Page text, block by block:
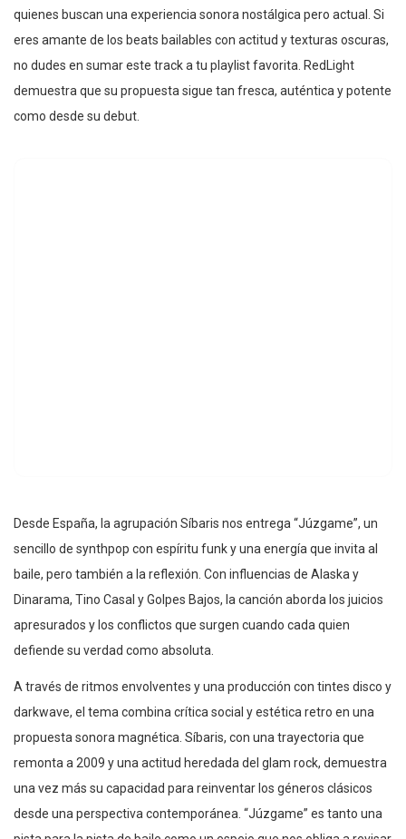
quienes buscan una experiencia sonora nostálgica pero actual. Si
eres amante de los beats bailables con actitud y texturas oscuras,
no dudes en sumar este track a tu playlist favorita. RedLight
demuestra que su propuesta sigue tan fresca, auténtica y potente
como desde su debut.
Desde España, la agrupación Síbaris nos entrega “Júzgame”, un
sencillo de synthpop con espíritu funk y una energía que invita al
baile, pero también a la reflexión. Con influencias de Alaska y
Dinarama, Tino Casal y Golpes Bajos, la canción aborda los juicios
apresurados y los conflictos que surgen cuando cada quien
defiende su verdad como absoluta.
A través de ritmos envolventes y una producción con tintes disco y
darkwave, el tema combina crítica social y estética retro en una
propuesta sonora magnética. Síbaris, con una trayectoria que
remonta a 2009 y una actitud heredada del glam rock, demuestra
una vez más su capacidad para reinventar los géneros clásicos
desde una perspectiva contemporánea. “Júzgame” es tanto una